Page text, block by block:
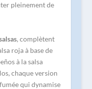
pleinement de
, complètent
roja à base de
à la salsa
chaque version
qui dynamise